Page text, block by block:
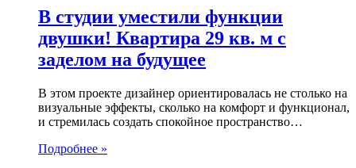
В студии уместили функции
двушки! Квартира 29 кв. м с
заделом на будущее
В этом проекте дизайнер ориентировалась не столько на
визуальные эффекты, сколько на комфорт и функционал,
и стремилась создать спокойное пространство…
Подробнее »